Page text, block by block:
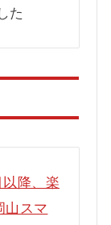
た
降、楽
山スマ